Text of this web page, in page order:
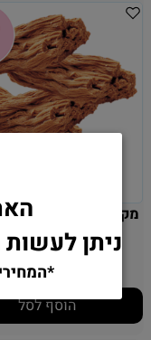
מקופלת שוקולד חלב 300 גרם
₪25
הוסף לסל
ניתן